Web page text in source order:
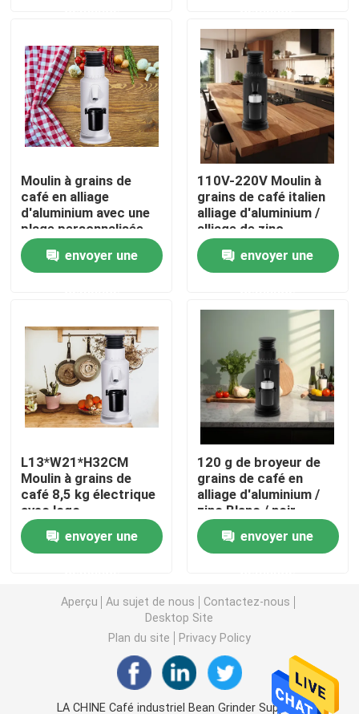
Visite d'usine
Contrôle de qualité
Contactez-nous
Cas
Burr Coffee Grinder
Broyeur de café de Doserless
broyeur de café commerciale
Broyeur de café d'écran tactile
Broyeur de café de ménage
Expresso Bean Grinder
Broyeur de café de main
Moulin à grains de
café en alliage
d'aluminium avec une
plage personnalisée
de 110V-220V 120g
envoyer une
110V-220V Moulin à
grains de café italien
alliage d'aluminium /
alliage de zinc
envoyer une
L13*W21*H32CM
Moulin à grains de
café 8,5 kg électrique
avec logo
personnalisé
envoyer une
120 g de broyeur de
grains de café en
alliage d'aluminium /
zinc Blanc / noir
envoyer une
Aperçu Au sujet de nous
Contactez-nous
Desktop Site
Plan du site
Privacy Policy
LA CHINE Café industriel Bean Grinder Supplier.